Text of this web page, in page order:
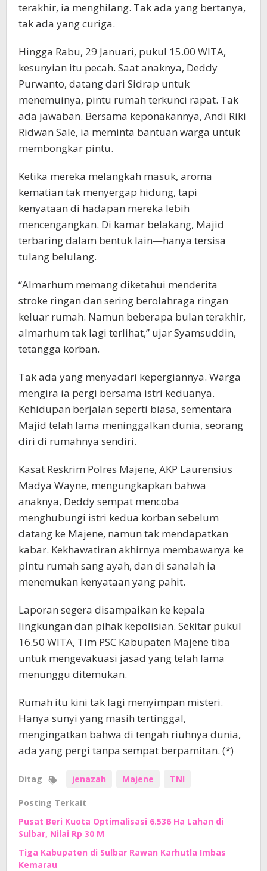
terakhir, ia menghilang. Tak ada yang bertanya,
tak ada yang curiga.
Hingga Rabu, 29 Januari, pukul 15.00 WITA,
kesunyian itu pecah. Saat anaknya, Deddy
Purwanto, datang dari Sidrap untuk
menemuinya, pintu rumah terkunci rapat. Tak
ada jawaban. Bersama keponakannya, Andi Riki
Ridwan Sale, ia meminta bantuan warga untuk
membongkar pintu.
Ketika mereka melangkah masuk, aroma
kematian tak menyergap hidung, tapi
kenyataan di hadapan mereka lebih
mencengangkan. Di kamar belakang, Majid
terbaring dalam bentuk lain—hanya tersisa
tulang belulang.
“Almarhum memang diketahui menderita
stroke ringan dan sering berolahraga ringan
keluar rumah. Namun beberapa bulan terakhir,
almarhum tak lagi terlihat,” ujar Syamsuddin,
tetangga korban.
Tak ada yang menyadari kepergiannya. Warga
mengira ia pergi bersama istri keduanya.
Kehidupan berjalan seperti biasa, sementara
Majid telah lama meninggalkan dunia, seorang
diri di rumahnya sendiri.
Kasat Reskrim Polres Majene, AKP Laurensius
Madya Wayne, mengungkapkan bahwa
anaknya, Deddy sempat mencoba
menghubungi istri kedua korban sebelum
datang ke Majene, namun tak mendapatkan
kabar. Kekhawatiran akhirnya membawanya ke
pintu rumah sang ayah, dan di sanalah ia
menemukan kenyataan yang pahit.
Laporan segera disampaikan ke kepala
lingkungan dan pihak kepolisian. Sekitar pukul
16.50 WITA, Tim PSC Kabupaten Majene tiba
untuk mengevakuasi jasad yang telah lama
menunggu ditemukan.
Rumah itu kini tak lagi menyimpan misteri.
Hanya sunyi yang masih tertinggal,
mengingatkan bahwa di tengah riuhnya dunia,
ada yang pergi tanpa sempat berpamitan. (*)
Ditag jenazah Majene TNI
Posting Terkait
Pusat Beri Kuota Optimalisasi 6.536 Ha Lahan di
Sulbar, Nilai Rp 30 M
Tiga Kabupaten di Sulbar Rawan Karhutla Imbas
Kemarau